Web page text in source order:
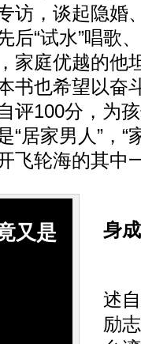
访，谈起隐婚
后“试水”唱歌
家庭优越的他
书也希望以奋
评100分，为
“居家男人”，“
飞轮海的其中
又是
身
述
励